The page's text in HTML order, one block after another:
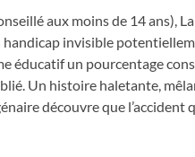
aux moins de 14 ans),
invisible
éducatif un pourcentage
Un histoire haletante,
découvre que l’accident